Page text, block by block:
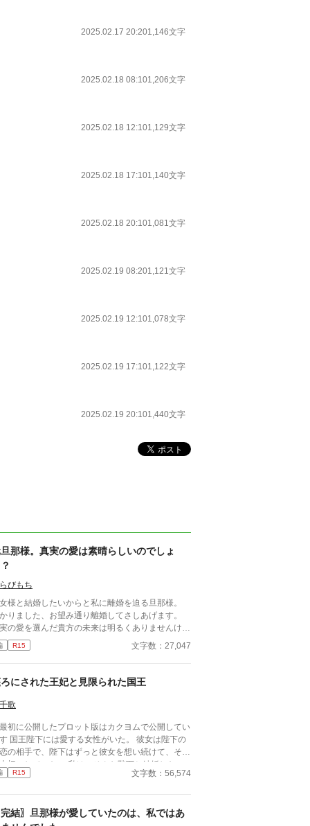
2025.02.17 20:201,146文字
2025.02.18 08:101,206文字
2025.02.18 12:101,129文字
2025.02.18 17:101,140文字
2025.02.18 20:101,081文字
2025.02.19 08:201,121文字
2025.02.19 12:101,078文字
2025.02.19 17:101,122文字
2025.02.19 20:101,440文字
那様。真実の愛は素晴らしいのでしょ
びもち
様と結婚したいからと私に離婚を迫る旦那様。
りました、お望み通り離婚してさしあげます。
の愛を選んだ貴方の未来は明るくありませんけ
精々頑張ってくださいませ。 ※小説家になろう
も公開しております。
R15 文字数：27,047
にされた王妃と見限られた国王
歌
初に公開したプロット版はカクヨムで公開してい
た。 彼女は陛下の
の相手で、陛下はずっと彼女を想い続けて、そし
切にしていた。 私は、そんな陛下と結婚した。
王家のために、私達は結婚しなければならなかっ
てもう一つ。 私も陛下も知らないこと
R15 文字数：56,574
完結〗旦那様が愛していたのは、私ではあ